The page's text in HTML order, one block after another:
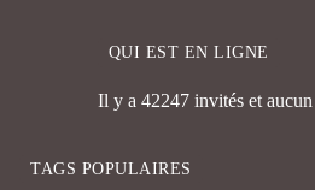
QUI EST EN LIGNE
Il y a 42247 invités et
TAGS POPULAIRES